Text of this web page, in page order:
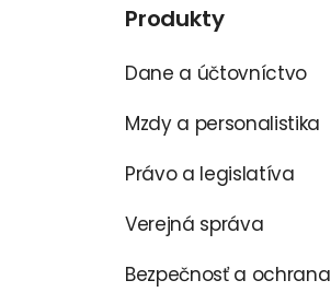
Produkty
Dane a účtovníctvo
Mzdy a personalistika
Právo a legislatíva
Verejná správa
Bezpečnosť a ochrana